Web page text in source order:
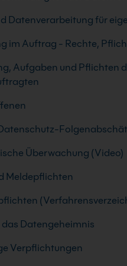
Datenverarbeitung für
im Auftrag - Rechte,
Aufgaben und Pflichten
Überwachung (Video)
Meldepflichten
Datengeheimnis
Verpflichtungen